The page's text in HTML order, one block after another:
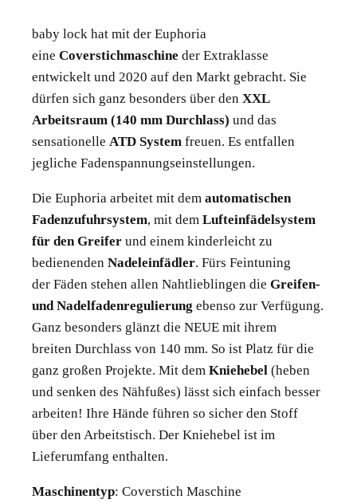
baby lock hat mit der Euphoria
eine Coverstichmaschine der Extraklasse
entwickelt und 2020 auf den Markt gebracht. Sie
dürfen sich ganz besonders über den XXL
Arbeitsraum (140 mm Durchlass) und das
sensationelle ATD System freuen. Es entfallen
jegliche Fadenspannungseinstellungen.
Die Euphoria arbeitet mit dem automatischen
Fadenzufuhrsystem, mit dem Lufteinfädelsystem
für den Greifer und einem kinderleicht zu
bedienenden Nadeleinfädler. Fürs Feintuning
der Fäden stehen allen Nahtlieblingen die Greifen-
und Nadelfadenregulierung ebenso zur Verfügung.
Ganz besonders glänzt die NEUE mit ihrem
breiten Durchlass von 140 mm. So ist Platz für die
ganz großen Projekte. Mit dem Kniehebel (heben
und senken des Nähfußes) lässt sich einfach besser
arbeiten! Ihre Hände führen so sicher den Stoff
über den Arbeitstisch. Der Kniehebel ist im
Lieferumfang enthalten.
Maschinentyp: Coverstich Maschine